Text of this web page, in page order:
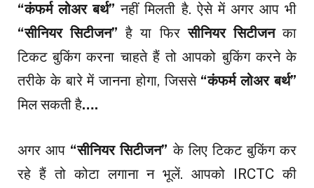
“कंफर्म लोअर बर्थ”नहीं मिलती है. ऐसे में अगर आप भी
“सीनियर सिटीजन” है या फिरसीनियर सिटीजनका
टिकट बुकिंग करना चाहते हैं तो आपको बुकिंग करने के
तरीके के बारे में जानना होगा, जिससे “कंफर्म लोअर बर्थ”
मिल सकती है….
अगर आप “सीनियर सिटीजन” के लिए टिकट बुकिंग कर
रहे हैं तो कोटा लगाना न भूलें. आपको IRCTC की